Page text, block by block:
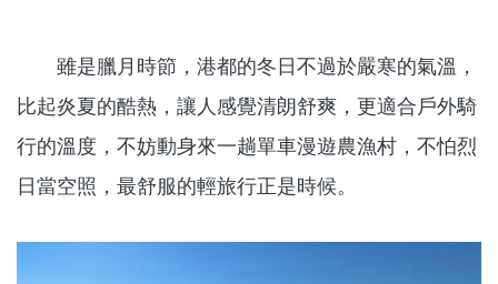
雖是臘月時節，港都的冬日不過於嚴寒的氣溫，
比起炎夏的酷熱，讓人感覺清朗舒爽，更適合戶外騎
行的溫度，不妨動身來一趟單車漫遊農漁村，不怕烈
日當空照，最舒服的輕旅行正是時候。